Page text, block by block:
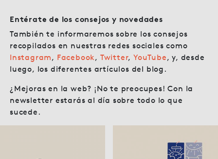
Entérate de los consejos y novedades
También te informaremos sobre los consejos
recopilados en nuestras redes sociales como
Instagram, Facebook, Twitter,YouTube, y, desde
luego, los diferentes artículos del blog.
¿Mejoras en la web? ¡No te preocupes! Con la
newsletter estarás al día sobre todo lo que
sucede.